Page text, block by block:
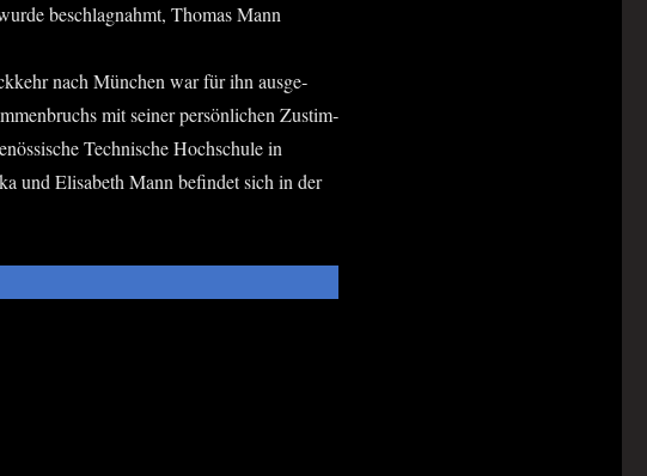
beschlag­nahmt, Tho­mas Mann
nach Mün­chen war für ihn aus­ge­
mit sei­ner per­sön­li­chen Zustim­
Tech­ni­sche Hoch­schu­le in
und Eli­sa­beth Mann befin­det sich in der